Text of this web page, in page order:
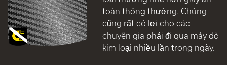
toàn thông thường. Chúng
cũng rất có lợi cho các
chuyên gia phải đi qua máy dò
kim loại nhiều lần trong ngày.